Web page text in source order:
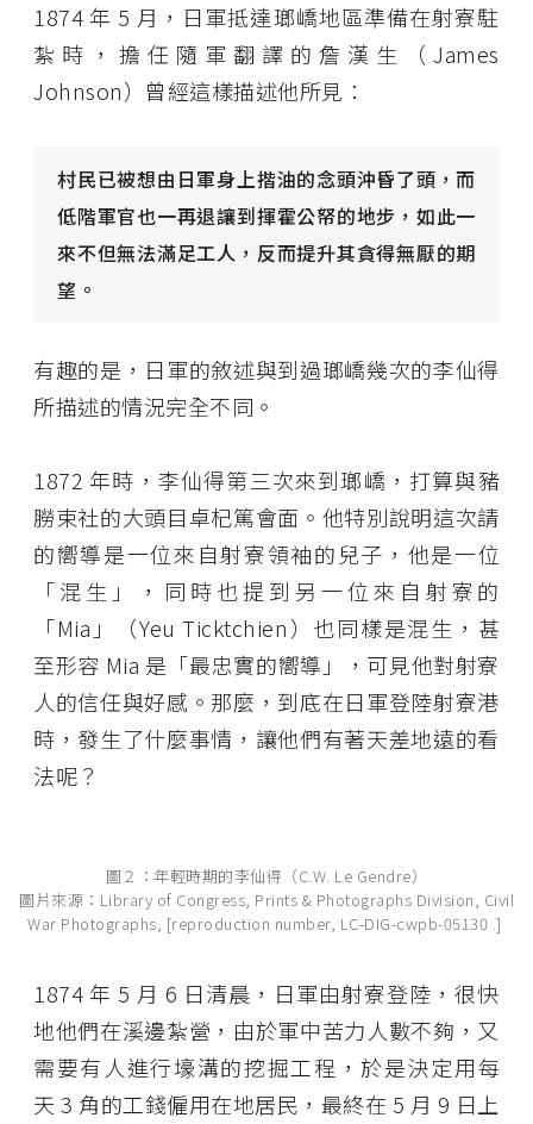
1874 年 5 月，日軍抵達瑯嶠地區準備在射寮駐
紮時，擔任隨軍翻譯的詹漢生（James
Johnson）曾經這樣描述他所見：
村民已被想由日軍身上揩油的念頭沖昏了頭，而
低階軍官也一再退讓到揮霍公帑的地步，如此一
來不但無法滿足工人，反而提升其貪得無厭的期
望。
有趣的是，日軍的敘述與到過瑯嶠幾次的李仙得
所描述的情況完全不同。
1872 年時，李仙得第三次來到瑯嶠，打算與豬
朥束社的大頭目卓杞篤會面。他特別說明這次請
的嚮導是一位來自射寮領袖的兒子，他是一位
「混生」，同時也提到另一位來自射寮的
「Mia」（Yeu Ticktchien）也同樣是混生，甚
至形容 Mia 是「最忠實的嚮導」，可見他對射寮
人的信任與好感。那麼，到底在日軍登陸射寮港
時，發生了什麼事情，讓他們有著天差地遠的看
法呢？
圖２：年輕時期的李仙得（C.W. Le Gendre）
圖片來源：Library of Congress, Prints & Photographs Division, Civil
War Photographs, [reproduction number, LC-DIG-cwpb-05130 .]
1874 年 5 月 6 日清晨，日軍由射寮登陸，很快
地他們在溪邊紮營，由於軍中苦力人數不夠，又
需要有人進行壕溝的挖掘工程，於是決定用每
天 3 角的工錢僱用在地居民，最終在 5 月 9 日上